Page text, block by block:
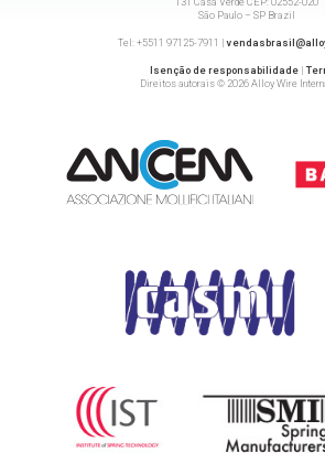
São Paulo – SP Brazil
Tel: +5511 97125-7911 |
Isenção de responsabilidade|
Direitos autorais © 2026 Alloy Wire